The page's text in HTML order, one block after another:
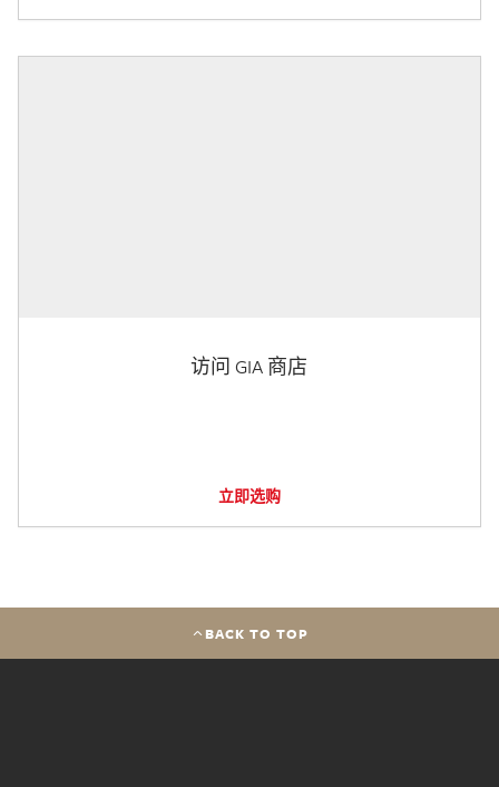
访问 GIA 商店
立即选购
BACK TO TOP